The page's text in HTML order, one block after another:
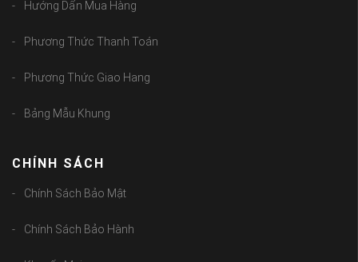
Hướng Dẩn Mua Hàng
Phương Thức Thanh Toán
Phương Thức Giao Hang
Bảng Mẫu Khung
CHÍNH SÁCH
Chính Sách Bảo Mật
Chính Sách Bảo Hành